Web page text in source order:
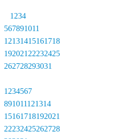
1 234
567891011
12131415161718
192021 22232425
262728293031
1 234567
891011121314
15161718192021
22232425262728